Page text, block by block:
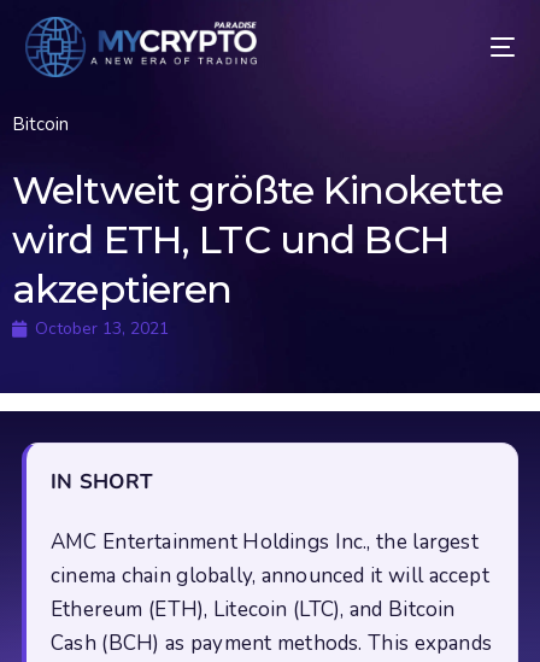
Bitcoin
Weltweit größte Kinokette
wird ETH, LTC und BCH
akzeptieren
October 13, 2021
IN SHORT
AMC Entertainment Holdings Inc., the largest
cinema chain globally, announced it will accept
Ethereum (ETH), Litecoin (LTC), and Bitcoin
Cash (BCH) as payment methods. This expands